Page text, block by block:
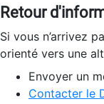
Retour
Si vous n’arrivez
orienté vers une
Envoyer un
Contacter le